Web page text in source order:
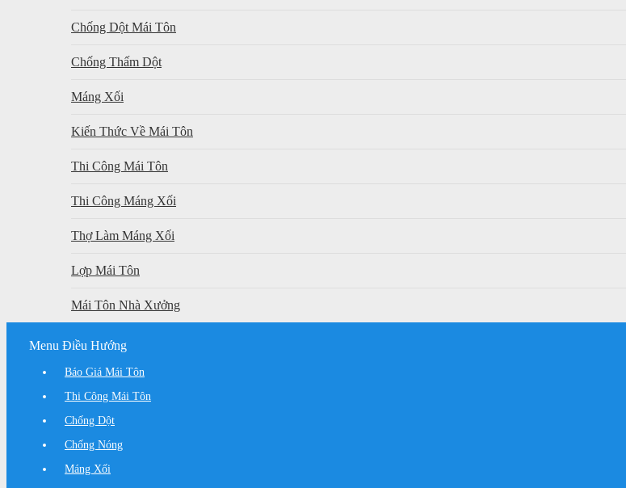
Chống Dột Mái Tôn
Chống Thấm Dột
Máng Xối
Kiến Thức Về Mái Tôn
Thi Công Mái Tôn
Thi Công Máng Xối
Thợ Làm Máng Xối
Lợp Mái Tôn
Mái Tôn Nhà Xưởng
Menu Điều Hướng
Báo Giá Mái Tôn
Thi Công Mái Tôn
Chống Dột
Chống Nóng
Máng Xối